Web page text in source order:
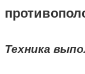
Техника